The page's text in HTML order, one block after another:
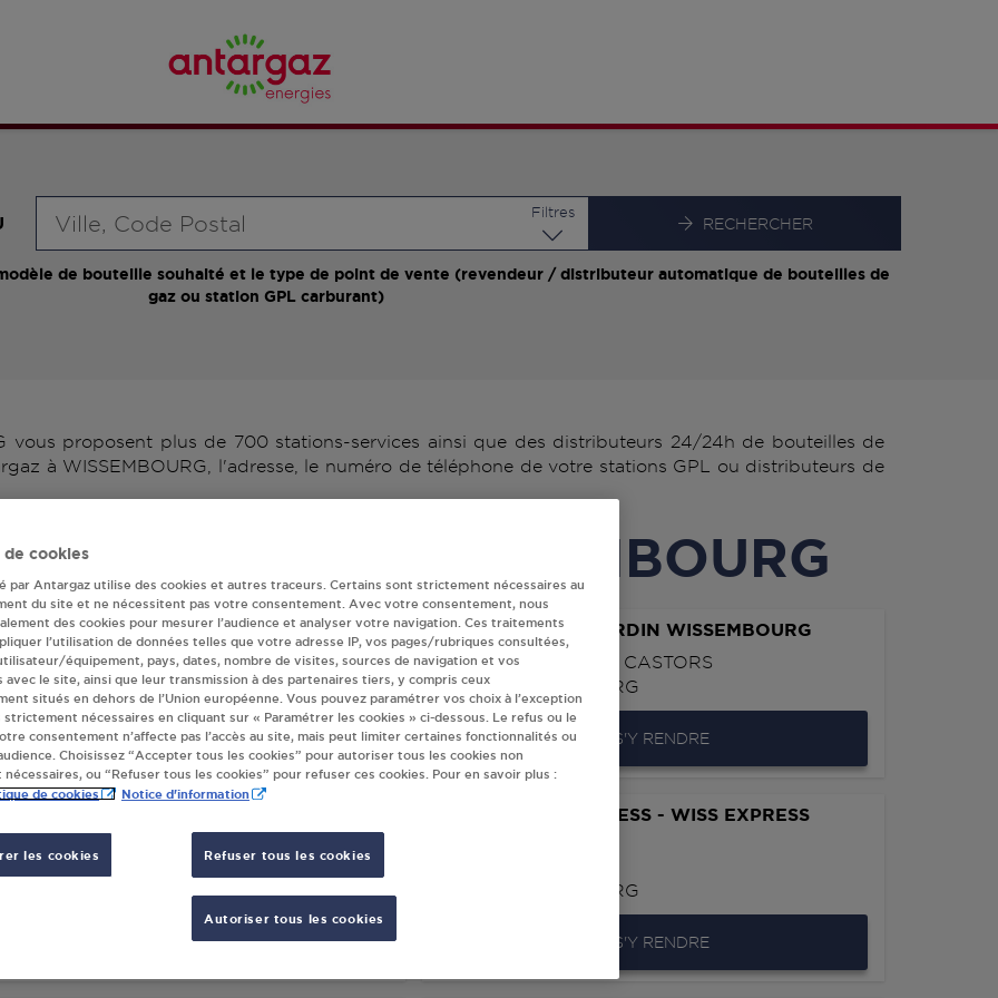
Filtres
RECHERCHER
de bouteille souhaité et le type de point de vente (revendeur / distributeur automatique de bouteilles de
gaz ou station GPL carburant)
vous proposent plus de 700 stations-services ainsi que des distributeurs 24/24h de bouteilles de
à WISSEMBOURG, l'adresse, le numéro de téléphone de votre stations GPL ou distributeurs de
Antargaz à WISSEMBOURG
128 WISSEMBOURG
DES PEUPLIERS
WISSEMBOURG
S'Y RENDRE
POINT VERT LE JARDIN WISSEMBOURG
5 RUE DU PRE AUX CASTORS
67160
WISSEMBOURG
S'Y RENDRE
DES QUATRE VENTS
S'Y RENDRE
CARREFOUR EXPRESS - WISS EXPRESS
WISSEMBOURG
S'Y RENDRE
de cookies
par Antargaz utilise des cookies et autres traceurs. Certains sont strictement nécessaires au
du site et ne nécessitent pas votre consentement. Avec votre consentement, nous
des cookies pour mesurer l’audience et analyser votre navigation. Ces traitements
l’utilisation de données telles que votre adresse IP, vos pages/rubriques consultées,
équipement, pays, dates, nombre de visites, sources de navigation et vos
avec le site, ainsi que leur transmission à des partenaires tiers, y compris ceux
situés en dehors de l’Union européenne. Vous pouvez paramétrer vos choix à l’exception
strictement nécessaires en cliquant sur « Paramétrer les cookies » ci-dessous. Le refus ou le
consentement n’affecte pas l’accès au site, mais peut limiter certaines fonctionnalités ou
Choisissez “Accepter tous les cookies” pour autoriser tous les cookies non
ou “Refuser tous les cookies” pour refuser ces cookies. Pour en savoir plus :
de cookies Notice d'information
les cookies Refuser tous les cookies
Autoriser tous les cookies